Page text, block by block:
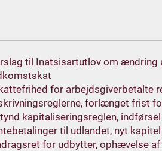
til Inatsisartutlov om ændring
for arbejdsgiverbetalte
forlænget frist
kapitaliseringsreglen,
til udlandet, nyt
for udbytter, ophævelse